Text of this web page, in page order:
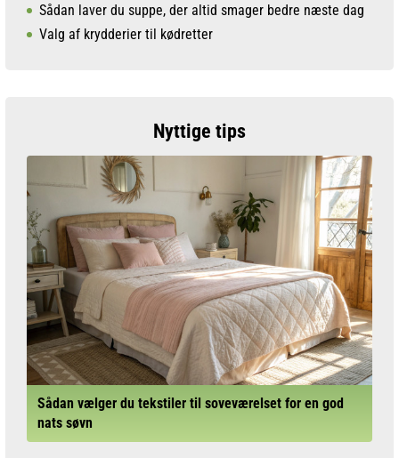
Sådan laver du suppe, der altid smager bedre næste dag
Valg af krydderier til kødretter
Nyttige tips
Sådan vælger du tekstiler til soveværelset for en god
nats søvn